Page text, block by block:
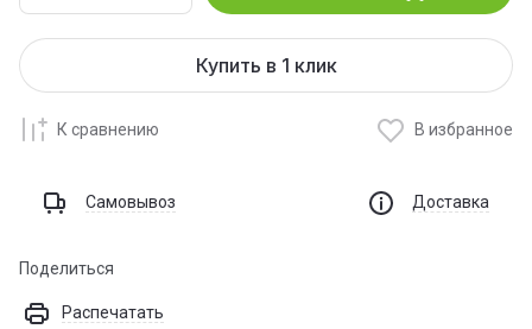
Купить в 1 клик
К сравнению В избранное
Самовывоз Доставка
Поделиться
Распечатать